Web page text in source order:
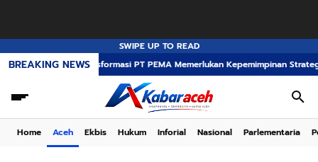
SWIPE UP TO READ
BREAKING NEWS
Transformasi PT PEMA Memerlukan Kepemimpinan Strategis, Dr. Said
Home Aceh Ekbis Hukum Inforial Nasional Parlementaria